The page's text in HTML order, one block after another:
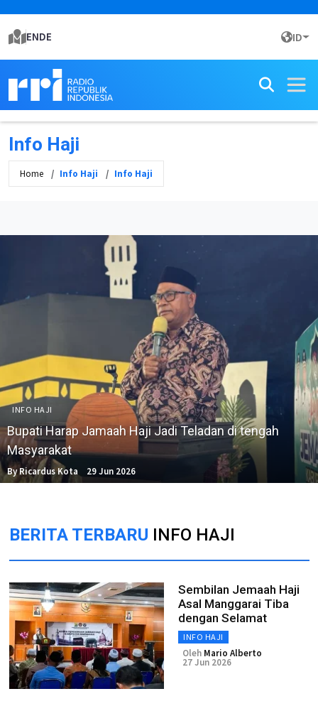
ENDE ID
Info Haji
Home Info Haji Info Haji
INFO HAJI
Bupati Harap Jamaah Haji Jadi Teladan di tengah
Masyarakat
By Ricardus Kota 29 Jun 2026
BERITA TERBARU INFO HAJI
Sembilan Jemaah Haji
Asal Manggarai Tiba
dengan Selamat
INFO HAJI
Oleh Mario Alberto
27 Jun 2026